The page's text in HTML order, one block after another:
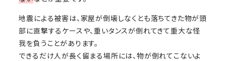
地震による被害は、家屋が倒壊しなくとも落ちてきた物が頭
部に直撃するケースや、重いタンスが倒れてきて重大な怪
我を負うことがあります。
できるだけ人が長く留まる場所には、物が倒れてこないよ